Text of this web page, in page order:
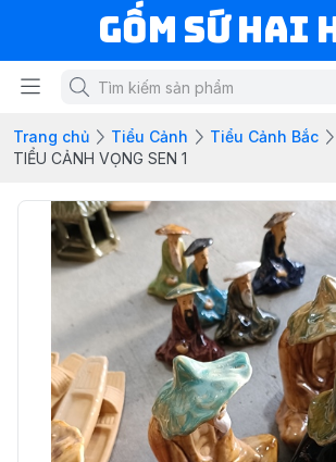
Gốm Sứ Hai
Trang chủ Tiểu Cảnh
Tiểu Cảnh Bắc
TIỂU CẢNH VỌNG SEN 1